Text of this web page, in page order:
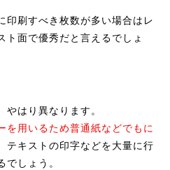
印刷すべき枚数が多い場合はレ
ト面で優秀だと言えるでしょ
やはり異なります。
を用いるため普通紙などでもに
テキストの印字などを大量に行
でしょう。